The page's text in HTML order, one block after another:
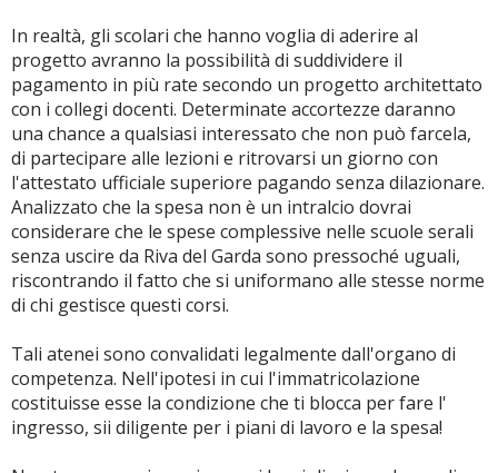
In realtà, gli scolari che hanno voglia di aderire al
progetto avranno la possibilità di suddividere il
pagamento in più rate secondo un progetto architettato
con i collegi docenti. Determinate accortezze daranno
una chance a qualsiasi interessato che non può farcela,
di partecipare alle lezioni e ritrovarsi un giorno con
l'attestato ufficiale superiore pagando senza dilazionare.
Analizzato che la spesa non è un intralcio dovrai
considerare che le spese complessive nelle scuole serali
senza uscire da Riva del Garda sono pressoché uguali,
riscontrando il fatto che si uniformano alle stesse norme
di chi gestisce questi corsi.
Tali atenei sono convalidati legalmente dall'organo di
competenza. Nell'ipotesi in cui l'immatricolazione
costituisse esse la condizione che ti blocca per fare l'
ingresso, sii diligente per i piani di lavoro e la spesa!